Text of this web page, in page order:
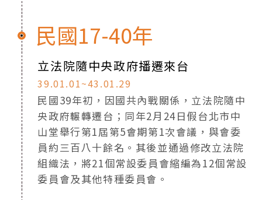
民國17-40年
立法院隨中央政府播遷來台
39.01.01~43.01.29
民國39年初，因國共內戰關係，立法院隨中
央政府輾轉遷台；同年2月24日假台北市中
山堂舉行第1屆第5會期第1次會議，與會委
員約三百八十餘名。其後並通過修改立法院
組織法，將21個常設委員會縮編為12個常設
委員會及其他特種委員會。